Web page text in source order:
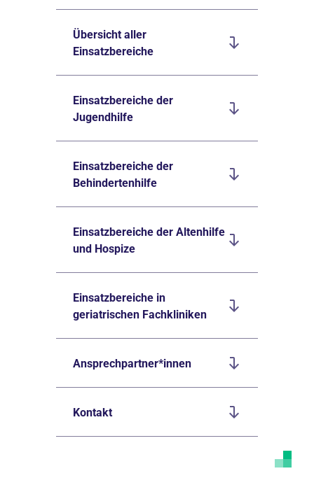
Übersicht aller
Einsatzbereiche
Einsatzbereiche der
Jugendhilfe
Einsatzbereiche der
Behindertenhilfe
Einsatzbereiche der Altenhilfe
und Hospize
Einsatzbereiche in
geriatrischen Fachkliniken
Ansprechpartner*innen
Kontakt